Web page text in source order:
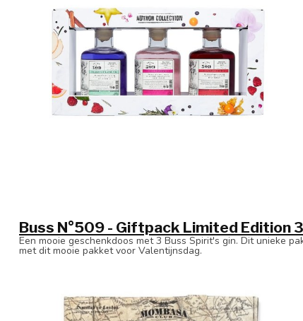
Buss N°509 - Giftpack Limited Edition
Een mooie geschenkdoos met 3 Buss Spirit's gin. Dit unieke
met dit mooie pakket voor Valentijnsdag.